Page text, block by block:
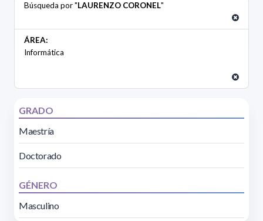
Búsqueda por "LAURENZO CORONEL"
ÁREA:
Informática
GRADO
Maestría
Doctorado
GÉNERO
Masculino